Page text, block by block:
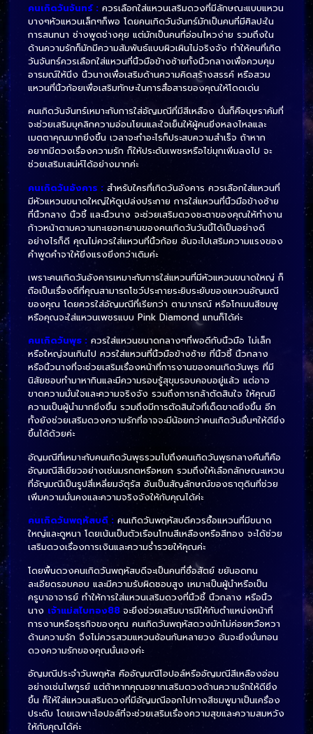
คนเกิดวันจันทร์ : ควรเลือกใส่แหวนเสริมดวงที่มีลักษณะแบบแหวน
บางๆหัวแหวนเล็กๆก็พอ โดยคนเกิดวันจันทร์มักเป็นคนที่มีศิลปะใน
การสนทนา ช่างพูดช่างคุย แต่มักเป็นคนที่อ่อนไหวง่าย รวมถึงใน
ด้านความรักก็มักมีความสัมพันธ์แบบผิวเผินไม่จริงจัง ทำให้คนที่เกิด
วันจันทร์ควรเลือกใส่แหวนที่นิ้วมือข้างซ้ายทั้งนิ้วกลางเพื่อควบคุม
อารมณ์ให้นิ่ง นิ้วนางเพื่อเสริมด้านความคิดสร้างสรรค์ หรือสวม
แหวนที่นิ้วก้อยเพื่อเสริมทักษะในการสื่อสารของคุณให้โดดเด่น
คนเกิดวันจันทร์เหมาะกับการใส่อัญมณีที่มีสีเหลือง นั่นก็คือบุษราคัมที่
จะช่วยเสริมบุคลิกความอ่อนโยนและใจเย็นให้ผู้คนยิ่งหลงไหลและ
เมตตาคุณมากยิ่งขึ้น เวลาจะทำอะไรก็ประสบความสำเร็จ ถ้าหาก
อยากมีดวงเรื่องความรัก ก็ให้ประดับเพชรหรือไข่มุกเพิ่มลงไป จะ
ช่วยเสริมเสน่ห์ได้อย่างมากค่ะ
คนเกิดวันอังคาร : สำหรับใครที่เกิดวันอังคาร ควรเลือกใส่แหวนที่
มีหัวแหวนขนาดใหญ่ให้ดูเปล่งประกาย การใส่แหวนที่นิ้วมือข้างซ้าย
ที่นิ้วกลาง นิ้วชี้ และนิ้วนาง จะช่วยเสริมดวงชะตาของคุณให้ทำงาน
ก้าวหน้าตามความทะเยอทะยานของคนเกิดวันวันนี้ได้เป็นอย่างดี
อย่างไรก็ดี คุณไม่ควรใส่แหวนที่นิ้วก้อย อันจะไปเสริมความแรงของ
คำพูดคำจาให้ยิ่งแรงยิ่งกว่าเดิมค่ะ
เพราะคนเกิดวันอังคารเหมาะกับการใส่แหวนที่มีหัวแหวนขนาดใหญ่ ก็
ถือเป็นเรื่องดีที่คุณสามารถโชว์ประกายระยิบระยับของแหวนอัญมณี
ของคุณ โดยควรใส่อัญมณีที่เรียกว่า ตามาภรณ์ หรือโกเมนสีชมพู
หรือคุณจะใส่แหวนเพชรแบบ Pink Diamond แทนก็ได้ค่ะ
คนเกิดวันพุธ : ควรใส่แหวนขนาดกลางๆที่พอดีกับนิ้วมือ ไม่เล็ก
หรือใหญ่จนเกินไป ควรใส่แหวนที่นิ้วมือข้างซ้าย ที่นิ้วชี้ นิ้วกลาง
หรือนิ้วนางที่จะช่วยเสริมเรื่องหน้าที่การงานของคนเกิดวันพุธ ที่มี
นิสัยชอบทำมาหากินและมีความรอบรู้สุขุมรอบคอบอยู่แล้ว แต่อาจ
ขาดความมั่นใจและความจริงจัง รวมถึงการกล้าตัดสินใจ ให้คุณมี
ความเป็นผู้นำมากยิ่งขึ้น รวมถึงมีการตัดสินใจที่เด็ดขาดยิ่งขึ้น อีก
ทั้งยังช่วยเสริมดวงความรักที่อาจจะมีน้อยกว่าคนเกิดวันอื่นๆให้ดียิ่ง
ขึ้นได้ด้วยค่ะ
อัญมณีที่เหมาะกับคนเกิดวันพุธรวมไปถึงคนเกิดวันพุธกลางคืนก็คือ
อัญมณีสีเขียวอย่างเช่นมรกตหรือหยก รวมถึงให้เลือกลักษณะแหวน
ที่อัญมณีเป็นรูปสี่เหลี่ยมจัตุรัส อันเป็นสัญลักษณ์ของธาตุดินที่ช่วย
เพิ่มความมั่นคงและความจริงจังให้กับคุณได้ค่ะ
คนเกิดวันพฤหัสบดี : คนเกิดวันพฤหัสบดีควรซื้อแหวนที่มีขนาด
ใหญ่และดูหนา โดยเน้นเป็นตัวเรือนโทนสีเหลืองหรือสีทอง จะได้ช่วย
เสริมดวงเรื่องการเงินและความร่ำรวยให้คุณค่ะ
โดยพื้นดวงคนเกิดวันพฤหัสบดีจะเป็นคนที่ซื่อสัตย์ ขยันอดทน
ละเอียดรอบคอบ และมีความรับผิดชอบสูง เหมาะเป็นผู้นำหรือเป็น
ครูบาอาจารย์ ทำให้การใส่แหวนเสริมดวงที่นิ้วชี้ นิ้วกลาง หรือนิ้ว
นาง เจ้าแม่สไบทอง88 จะยิ่งช่วยเสริมบารมีให้กับตำแหน่งหน้าที่
การงานหรือธุรกิจของคุณ คนเกิดวันพฤหัสดวงมักไม่ค่อยหวือหวา
ด้านความรัก จึงไม่ควรสวมแหวนซ้อนกันหลายวง อันจะยิ่งบั่นทอน
ดวงความรักของคุณนั่นเองค่ะ
อัญมณีประจำวันพฤหัส คืออัญมณีโอปอล์หรืออัญมณีสีเหลืองอ่อน
อย่างเช่นไพฑูรย์ แต่ถ้าหากคุณอยากเสริมดวงด้านความรักให้ดียิ่ง
ขึ้น ก็ให้ใส่แหวนเสริมดวงที่มีอัญมณีออกไปทางสีชมพูมาเป็นเครื่อง
ประดับ โดยเฉพาะโอปอล์ที่จะช่วยเสริมเรื่องความสุขและความสมหวัง
ให้กับคุณได้ค่ะ